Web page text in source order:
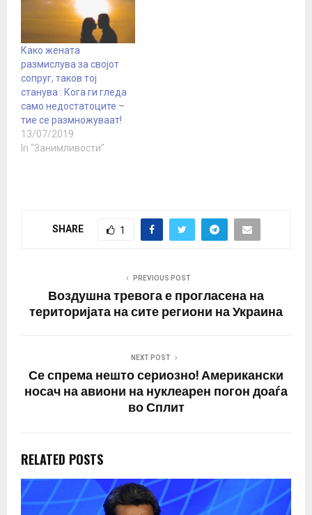
Како жената
размислува за својот
сопруг, таков тој
станува : Кога ги гледа
само недостатоците –
тие се размножуваат!
13/07/2019
In "Занимливости"
SHARE 1
PREVIOUS POST
Воздушна тревога е прогласена на
територијата на сите региони на Украина
NEXT POST
Се спрема нешто сериозно! Американски
носач на авиони на нуклеарен погон доаѓа
во Сплит
RELATED POSTS